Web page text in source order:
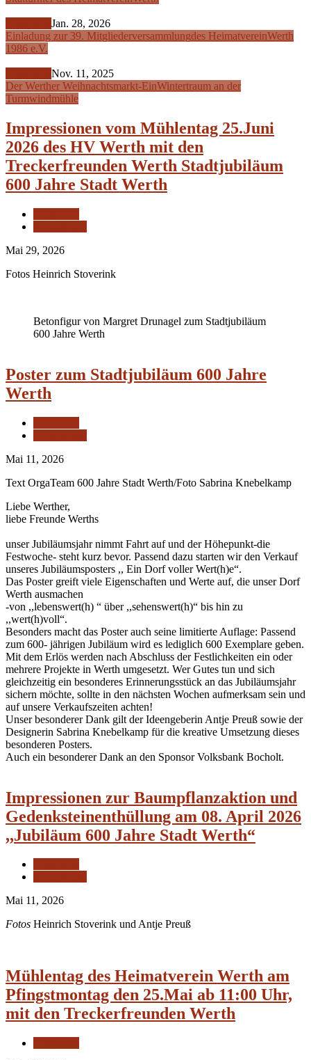
Jan. 28, 2026
Einladung zur 39. Mitgliederversammlungdes HeimatvereinWerth
1986 e.V.
Nov. 11, 2025
Der Werther Weihnachtsmarkt-EinWintertraum an der
Turmwindmühle
Impressionen vom Mühlentag 25.Juni
2026 des HV Werth mit den
Treckerfreunden Werth Stadtjubiläum
600 Jahre Stadt Werth
Mai 29, 2026
Fotos Heinrich Stoverink
Betonfigur von Margret Drunagel zum Stadtjubiläum
600 Jahre Werth
Poster zum Stadtjubiläum 600 Jahre
Werth
Mai 11, 2026
Text OrgaTeam 600 Jahre Stadt Werth/Foto Sabrina Knebelkamp
Liebe Werther,
liebe Freunde Werths
unser Jubiläumsjahr nimmt Fahrt auf und der Höhepunkt-die
Festwoche- steht kurz bevor. Passend dazu starten wir den Verkauf
unseres Jubiläumsposters ,, Ein Dorf voller Wert(h)e“.
Das Poster greift viele Eigenschaften und Werte auf, die unser Dorf
Werth ausmachen
-von ,,lebenswert(h) “ über ,,sehenswert(h)“ bis hin zu
,,wert(h)voll“.
Besonders macht das Poster auch seine limitierte Auflage: Passend
zum 600- jährigen Jubiläum wird es lediglich 600 Exemplare geben.
Mit dem Erlös werden nach Abschluss der Festlichkeiten ein oder
mehrere Projekte in Werth umgesetzt. Wer Gutes tun und sich
gleichzeitig ein besonderes Erinnerungsstück an das Jubiläumsjahr
sichern möchte, sollte in den nächsten Wochen aufmerksam sein und
auf unsere Verkaufszeiten achten!
Unser besonderer Dank gilt der Ideengeberin Antje Preuß sowie der
Designerin Sabrina Knebelkamp für die kreative Umsetzung dieses
besonderen Posters.
Auch ein besonderer Dank an den Sponsor Volksbank Bocholt.
Impressionen zur Baumpflanzaktion und
Gedenksteinenthüllung am 08. April 2026
,,Jubiläum 600 Jahre Stadt Werth“
Mai 11, 2026
Fotos Heinrich Stoverink und Antje Preuß
Mühlentag des Heimatverein Werth am
Pfingstmontag den 25.Mai ab 11:00 Uhr,
mit den Treckerfreunden Werth